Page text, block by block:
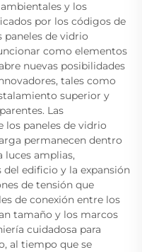
y los
por los códigos de
paneles de vidrio
como elementos
nuevas posibilidades
tales como
superior y
Las
los paneles de vidrio
permanecen dentro
luces amplias,
edificio y la expansión
de tensión que
de conexión entre los
tamaño y los marcos
cuidadosa para
al tiempo que se